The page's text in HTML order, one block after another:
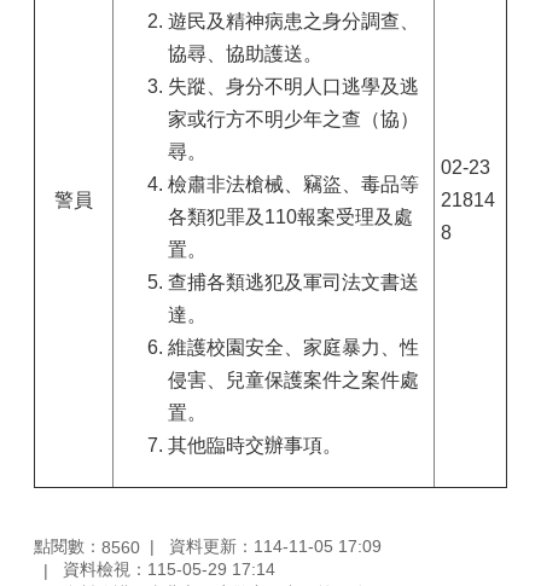
警員
遊民及精神病患之身分調查、
協尋、協助護送。
失蹤、身分不明人口逃學及逃
家或行方不明少年之查（協）
尋。
檢肅非法槍械、竊盜、毒品等
各類犯罪及110報案受理及處
置。
查捕各類逃犯及軍司法文書送
達。
維護校園安全、家庭暴力、性
侵害、兒童保護案件之案件處
置。
其他臨時交辦事項。
02-23
21814
8
點閱數： 8560
資料更新：114-11-05 17:09
資料檢視：115-05-29 17:14